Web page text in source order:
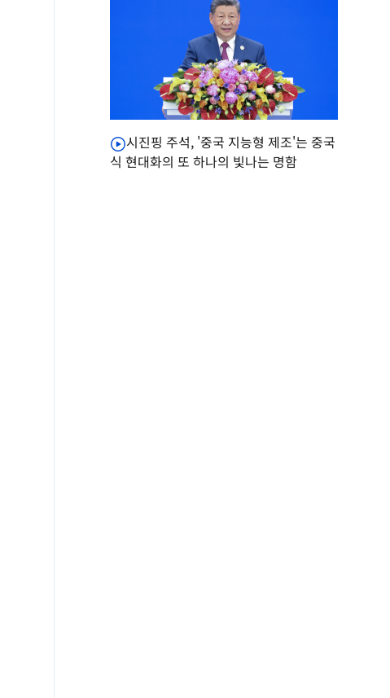
시진핑 주석, '중국 지능형 제조'는 중국
식 현대화의 또 하나의 빛나는 명함